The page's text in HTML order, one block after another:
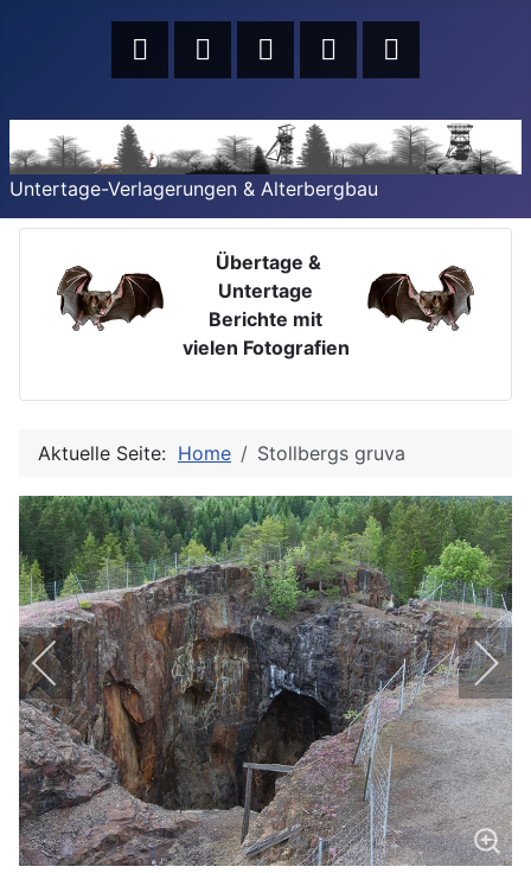
Untertage-Verlagerungen & Alterbergbau
Übertage &
Untertage
Berichte mit
vielen Fotografien
Aktuelle Seite: Home Stollbergs gruva